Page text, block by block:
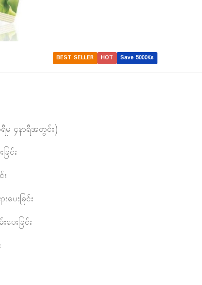
BEST SELLER HOT Save 5000Ks
ရီမှ ၄နာရီအတွင်း)
င်း
းခြင်း
းခြင်း